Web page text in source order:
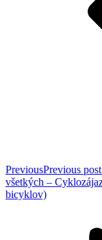
PreviousPrevious
všetkých –
bicyklov)